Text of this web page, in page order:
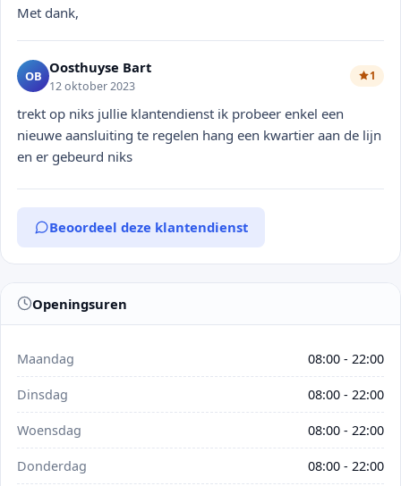
Met dank,
OB Oosthuyse Bart
12 oktober 2023
1
trekt op niks jullie klantendienst ik probeer enkel een
nieuwe aansluiting te regelen hang een kwartier aan de lijn
en er gebeurd niks
Beoordeel deze klantendienst
Openingsuren
Maandag 08:00 - 22:00
Dinsdag 08:00 - 22:00
Woensdag 08:00 - 22:00
Donderdag 08:00 - 22:00